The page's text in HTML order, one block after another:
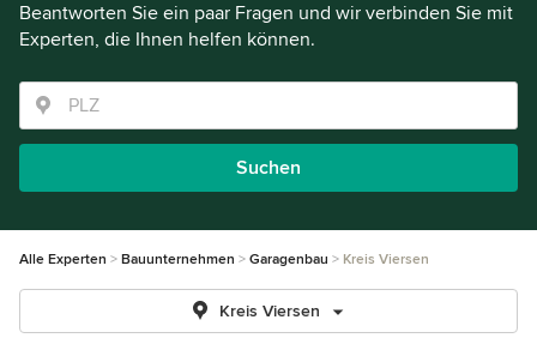
Beantworten Sie ein paar Fragen und wir verbinden Sie mit
Experten, die Ihnen helfen können.
Suchen
Alle Experten Bauunternehmen Garagenbau Kreis Viersen
Kreis Viersen